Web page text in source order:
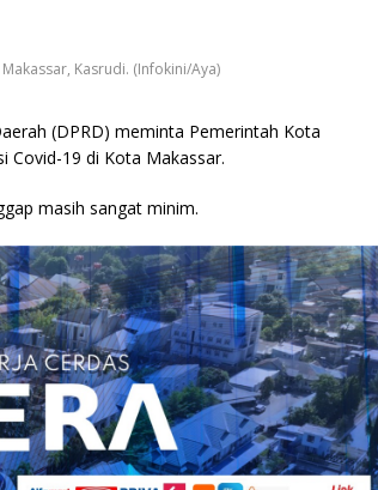
Kasrudi. (Infokini/Aya)
(DPRD) meminta Pemerintah Kota
Covid-19 di Kota Makassar.
masih sangat minim.